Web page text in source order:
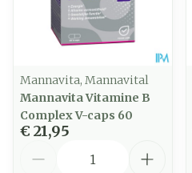
Mannavita, Mannavital
Mannavita Vitamine B
Complex V-caps 60
€ 21,95